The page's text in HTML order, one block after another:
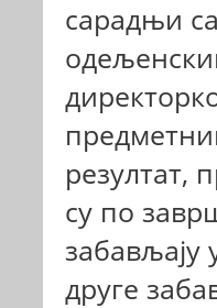
сарадњи
резултат,
су по
друге